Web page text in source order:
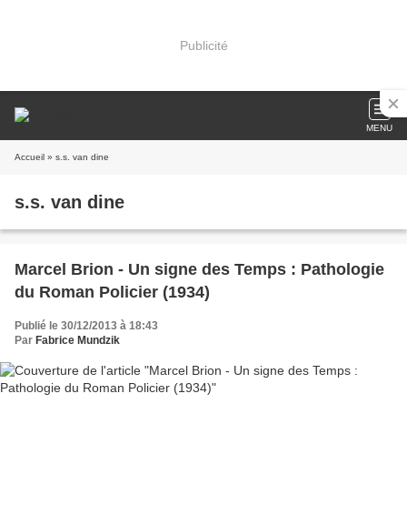
Publicité
MENU
Accueil » s.s. van dine
s.s. van dine
Marcel Brion - Un signe des Temps : Pathologie
du Roman Policier (1934)
Publié le 30/12/2013 à 18:43
Par Fabrice Mundzik